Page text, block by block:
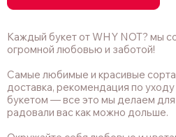
Каждый букет от WHY NOT? мы
огромной любовью и заботой!
Самые любимые и красивые сорта
доставка, рекомендация по
букетом — все это мы делаем
радовали вас как можно дольше.